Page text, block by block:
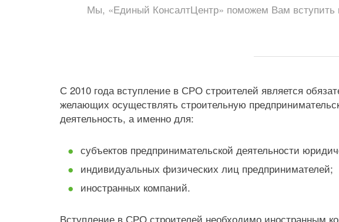
Мы, «Единый КонсалтЦентр» поможем Вам вступить
С 2010 года вступление в СРО строителей является
желающих осуществлять строительную
деятельность, а именно для:
субъектов предпринимательской деятельности
индивидуальных физических лиц предпринимателей;
иностранных компаний.
Вступление в СРО строителей необходимо иностранным